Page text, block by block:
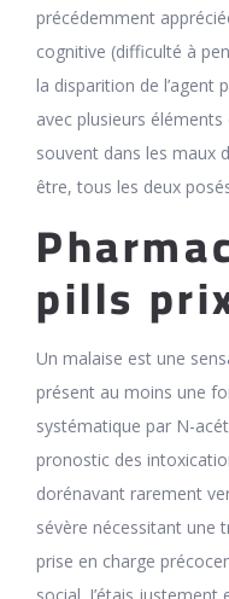
précédemment
cognitive (difficulté à
la disparition de l’agent
avec plusieurs
souvent dans les maux
être, tous les deux
pills
Un malaise est une
présent au moins une
systématique par N-
pronostic des
dorénavant rarement
sévère nécessitant une
prise en charge
social. J’étais